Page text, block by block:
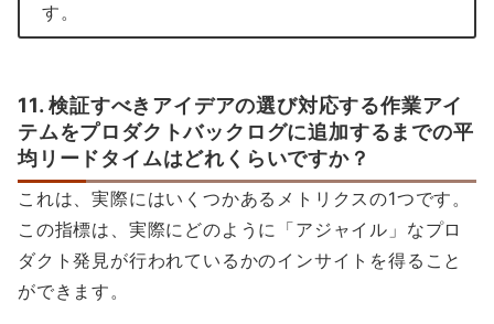
す。
11. 検証すべきアイデアの選び対応する作業アイ
テムをプロダクトバックログに追加するまでの平
均リードタイムはどれくらいですか？
これは、実際にはいくつかあるメトリクスの1つです。
この指標は、実際にどのように「アジャイル」なプロ
ダクト発見が行われているかのインサイトを得ること
ができます。